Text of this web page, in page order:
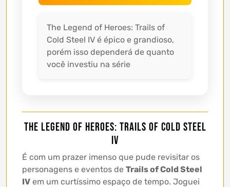
The Legend of Heroes: Trails of
Cold Steel IV é épico e grandioso,
porém isso dependerá de quanto
você investiu na série
The Legend of Heroes: Trails of Cold Steel
IV
É com um prazer imenso que pude revisitar os
personagens e eventos de Trails of Cold Steel
IV em um curtíssimo espaço de tempo. Joguei